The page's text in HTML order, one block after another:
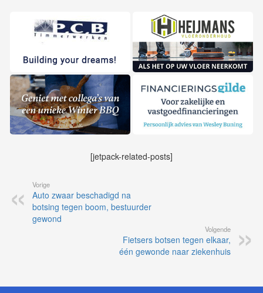
[jetpack-related-posts]
Vorige
Auto zwaar beschadigd na
botsing tegen boom, bestuurder
gewond
Volgende
Fietsers botsen tegen elkaar,
één gewonde naar ziekenhuis